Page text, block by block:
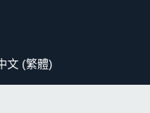
文 (繁體)